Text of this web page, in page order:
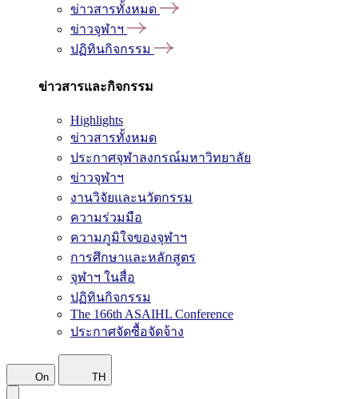
ข่าวสารทั้งหมด
ข่าวจุฬาฯ
ปฏิทินกิจกรรม
ข่าวสารและกิจกรรม
Highlights
ข่าวสารทั้งหมด
ประกาศจุฬาลงกรณ์มหาวิทยาลัย
ข่าวจุฬาฯ
งานวิจัยและนวัตกรรม
ความร่วมมือ
ความภูมิใจของจุฬาฯ
การศึกษาและหลักสูตร
จุฬาฯ ในสื่อ
ปฏิทินกิจกรรม
The 166th ASAIHL Conference
ประกาศจัดซื้อจัดจ้าง
On TH